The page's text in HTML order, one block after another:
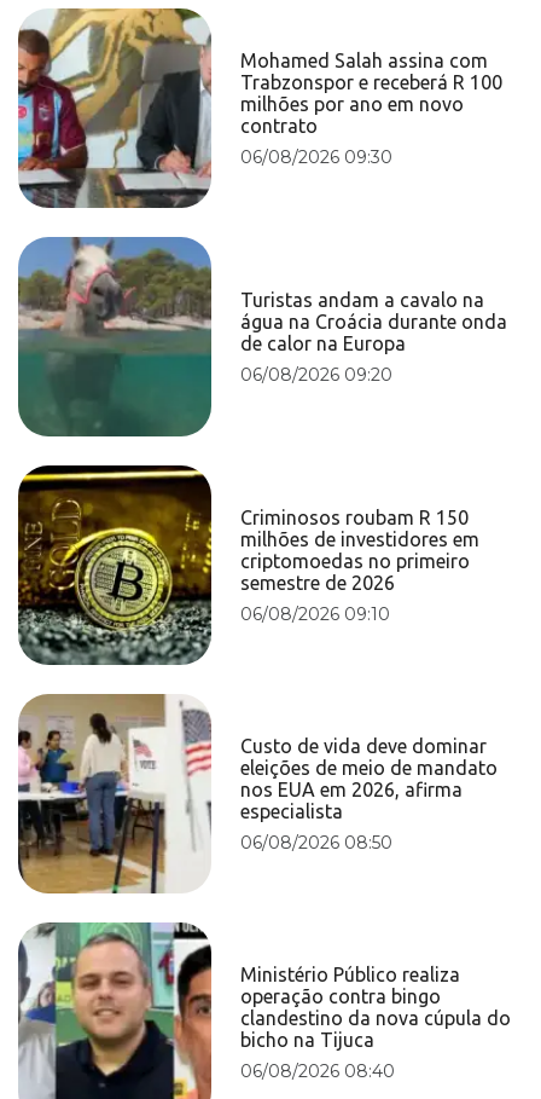
Mohamed Salah assina com
Trabzonspor e receberá R 100
milhões por ano em novo
contrato
06/08/2026 09:30
Turistas andam a cavalo na
água na Croácia durante onda
de calor na Europa
06/08/2026 09:20
Criminosos roubam R 150
milhões de investidores em
criptomoedas no primeiro
semestre de 2026
06/08/2026 09:10
Custo de vida deve dominar
eleições de meio de mandato
nos EUA em 2026, afirma
especialista
06/08/2026 08:50
Ministério Público realiza
operação contra bingo
clandestino da nova cúpula do
bicho na Tijuca
06/08/2026 08:40